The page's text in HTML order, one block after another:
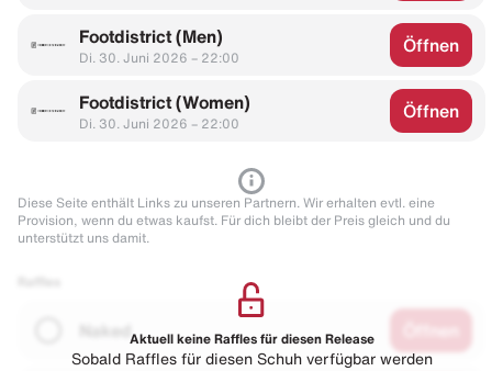
Footdistrict (Men)
Di. 30. Juni 2026 – 22:00
Öffnen
Footdistrict (Women)
Di. 30. Juni 2026 – 22:00
Öffnen
Diese Seite enthält Links zu unseren Partnern. Wir erhalten evtl. eine
Provision, wenn du etwas kaufst. Für dich bleibt der Preis gleich und du
unterstützt uns damit.
Naked Aktuell keine Raffles für diesen Release
Sobald Raffles für diesen Schuh verfügbar werden